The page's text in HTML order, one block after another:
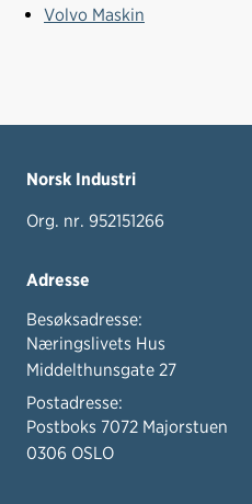
Volvo Maskin
Norsk Industri
Org. nr. 952151266
Adresse
Besøksadresse:
Næringslivets Hus
Middelthunsgate 27
Postadresse:
Postboks 7072 Majorstuen
0306 OSLO